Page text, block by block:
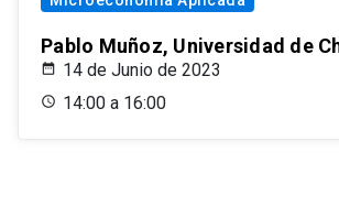
Pablo Muñoz, Universidad de
14 de Junio de 2023
14:00 a 16:00